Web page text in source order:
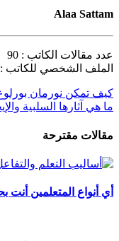
Alaa Sattam
عدد مقالات الكاتب : 90
الملف الشخصي للكاتب :
كيف تمكن نورمان
ما هي آثارها السلبية
مقالات مقترحة
أي أنواع المتعلمين